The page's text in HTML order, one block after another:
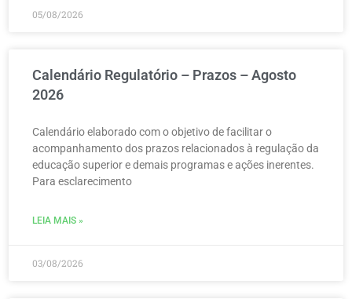
05/08/2026
Calendário Regulatório – Prazos – Agosto
2026
Calendário elaborado com o objetivo de facilitar o
acompanhamento dos prazos relacionados à regulação da
educação superior e demais programas e ações inerentes.
Para esclarecimento
LEIA MAIS »
03/08/2026